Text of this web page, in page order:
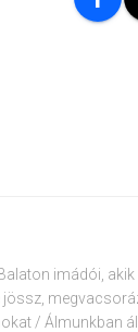
imádói,
jössz,
/ Álmunkban